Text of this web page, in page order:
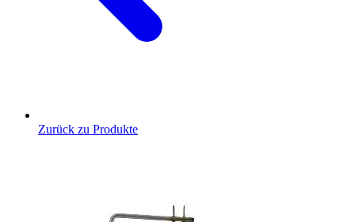
Zurück zu Produkte